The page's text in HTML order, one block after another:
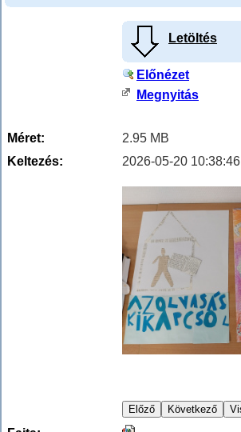
Letöltés
Előnézet
Megnyitás
Méret:
2.95 MB
Keltezés:
2026-05-20 10:38:46